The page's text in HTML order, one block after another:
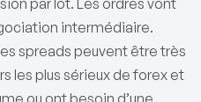
intermédiaire.
spreads peuvent être très
les plus sérieux de forex et
ou ont besoin d’une